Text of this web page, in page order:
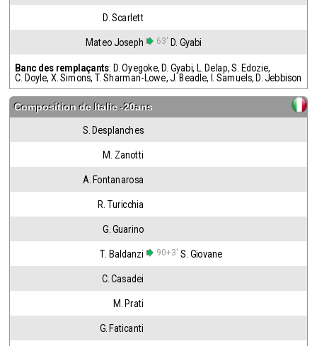
D. Scarlett
Mateo Joseph 63' D. Gyabi
Banc des remplaçants: D. Oyegoke, D. Gyabi, L. Delap,S. Edozie,
C. Doyle, X. Simons, T. Sharman-Lowe,J. Beadle, I. Samuels, D. Jebbison
Composition de Italie -20ans
S. Desplanches
M. Zanotti
A. Fontanarosa
R. Turicchia
G. Guarino
T. Baldanzi 90+3' S. Giovane
C. Casadei
M. Prati
G. Faticanti